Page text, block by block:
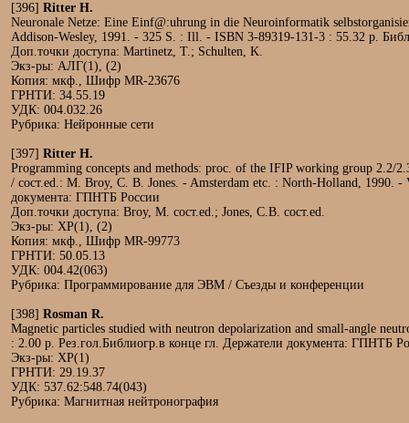
[396] Ritter H.
Neuronale Netze: Eine Einf@:uhrung in die Neuroinformatik
Addison-Wesley, 1991. - 325 S. : Ill. - ISBN 3-89319-131-3 : 55.32 р.
Доп.точки доступа: Martinetz, T.; Schulten, K.
Экз-ры: АЛГ(1), (2)
Копия: мкф., Шифр MR-23676
ГРНТИ: 34.55.19
УДК: 004.032.26
Рубрика: Нейронные сети
[397] Ritter H.
Programming concepts and methods: proc. of the IFIP working group 2.2/
/ сост.ed.: M. Broy, C. B. Jones. - Amsterdam etc. : North-Holland,
документа: ГПНТБ России
Доп.точки доступа: Broy, M. сост.ed.; Jones, C.B. сост.ed.
Экз-ры: ХР(1), (2)
Копия: мкф., Шифр MR-99773
ГРНТИ: 50.05.13
УДК: 004.42(063)
Рубрика: Программирование для ЭВМ / Съезды и конференции
[398] Rosman R.
Magnetic particles studied with neutron depolarization and small-angle
: 2.00 р. Рез.гол.Библиогр.в конце гл. Держатели документа: ГПНТБ
Экз-ры: ХР(1)
ГРНТИ: 29.19.37
УДК: 537.62:548.74(043)
Рубрика: Магнитная нейтронография